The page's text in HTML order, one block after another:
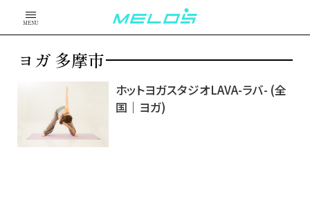
MENU
ヨガ 多摩市
ホットヨガスタジオLAVA-ラバ- (全
国｜ヨガ)